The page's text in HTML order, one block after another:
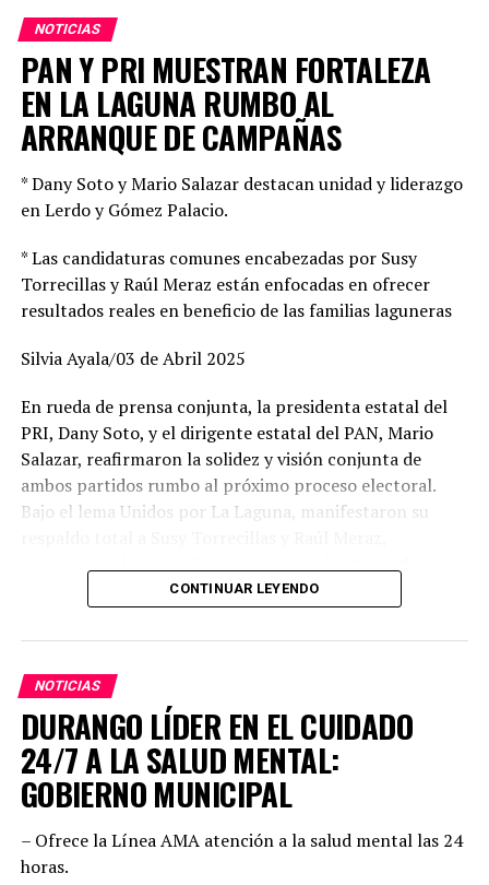
NOTICIAS
PAN Y PRI MUESTRAN FORTALEZA
EN LA LAGUNA RUMBO AL
ARRANQUE DE CAMPAÑAS
* Dany Soto y Mario Salazar destacan unidad y liderazgo
en Lerdo y Gómez Palacio.
* Las candidaturas comunes encabezadas por Susy
Torrecillas y Raúl Meraz están enfocadas en ofrecer
resultados reales en beneficio de las familias laguneras
Silvia Ayala/03 de Abril 2025
En rueda de prensa conjunta, la presidenta estatal del
PRI, Dany Soto, y el dirigente estatal del PAN, Mario
Salazar, reafirmaron la solidez y visión conjunta de
ambos partidos rumbo al próximo proceso electoral.
Bajo el lema Unidos por La Laguna, manifestaron su
Gómez Palacio, respectivamente, a quienes describieron
como perfiles con preparación, experiencia y profundo
arraigo en sus comunidades.
Dany Soto aseguró que la alianza entre PRI y PAN no
responde a cuotas, sino a la búsqueda de los mejores
perfiles para enfrentar el reto electoral. “No hay un solo
municipio negociado ni entregado. Hemos construido un
equipo basado en el mérito, la cercanía con la
posición fue revisada con responsabilidad. Hoy estamos
seguros de que vamos con las y los mejores”, enfatizó,
CONTINUAR LEYENDO
NOTICIAS
DURANGO LÍDER EN EL CUIDADO
24/7 A LA SALUD MENTAL:
GOBIERNO MUNICIPAL
– Ofrece la Línea AMA atención a la salud mental las 24
horas.